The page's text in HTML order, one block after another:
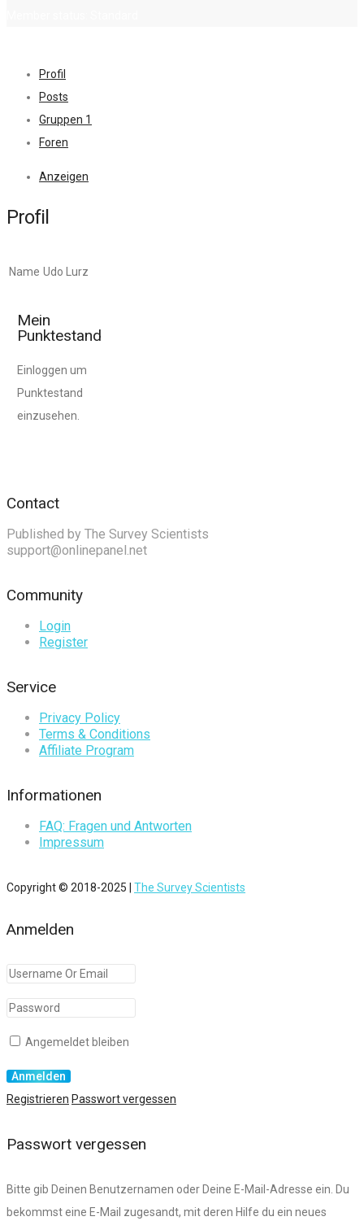
Profil
Posts
Gruppen 1
Foren
Anzeigen
Profil
Name Udo Lurz
Mein
Punktestand
Einloggen um
Punktestand
einzusehen.
Contact
Published by The Survey Scientists
support@onlinepanel.net
Community
Login
Register
Service
Privacy Policy
Terms & Conditions
Affiliate Program
Informationen
FAQ: Fragen und Antworten
Impressum
Copyright © 2018-2025 | The Survey Scientists
Anmelden
Angemeldet bleiben
Registrieren Passwort vergessen
Passwort vergessen
Bitte gib Deinen Benutzernamen oder Deine E-Mail-Adresse ein. Du
bekommst eine E-Mail zugesandt, mit deren Hilfe du ein neues